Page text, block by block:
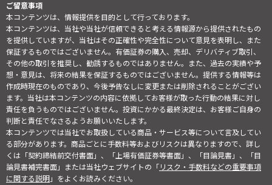
ご留意事項
本コンテンツは、情報提供を目的として行っております。
本コンテンツは、当社や当社が信頼できると考える情報源から提供されたもの
を提供していますが、当社はその正確性や完全性について意見を表明し、また
保証するものではございません。有価証券の購入、売却、デリバティブ取引、
その他の取引を推奨し、勧誘するものではありません。また、過去の実績や予
想・意見は、将来の結果を保証するものではございません。提供する情報等は
作成時現在のものであり、今後予告なしに変更または削除されることがござい
ます。当社は本コンテンツの内容に依拠してお客様が取った行動の結果に対し
責任を負うものではございません。投資にかかる最終決定は、お客様ご自身の
判断と責任でなさるようお願いいたします。
本コンテンツでは当社でお取扱している商品・サービス等について言及してい
る部分があります。商品ごとに手数料等およびリスクは異なりますので、詳し
くは「契約締結前交付書面」、「上場有価証券等書面」、「目論見書」、「目
論見書補完書面」または当社ウェブサイトの「リスク・手数料などの重要事項
に関する説明」をよくお読みください。